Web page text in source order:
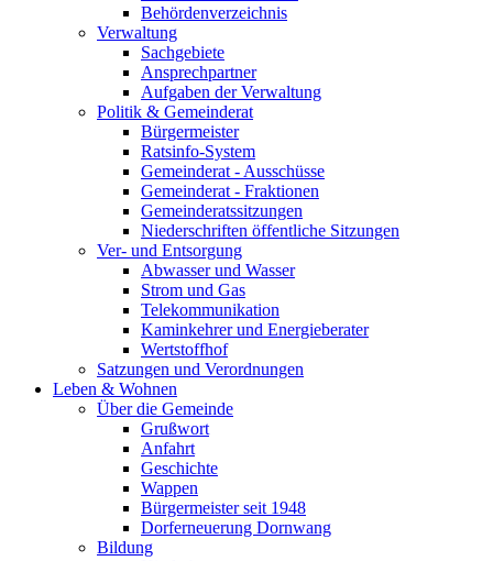
Behördenverzeichnis
Verwaltung
Sachgebiete
Ansprechpartner
Aufgaben der Verwaltung
Politik & Gemeinderat
Bürgermeister
Ratsinfo-System
Gemeinderat - Ausschüsse
Gemeinderat - Fraktionen
Gemeinderatssitzungen
Niederschriften öffentliche Sitzungen
Ver- und Entsorgung
Abwasser und Wasser
Strom und Gas
Telekommunikation
Kaminkehrer und Energieberater
Wertstoffhof
Satzungen und Verordnungen
Leben & Wohnen
Über die Gemeinde
Grußwort
Anfahrt
Geschichte
Wappen
Bürgermeister seit 1948
Dorferneuerung Dornwang
Bildung